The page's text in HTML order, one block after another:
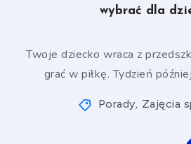
wybrać dla
Twoje dziecko wraca z
grać w piłkę. Tydzień
Porady, Zajęcia